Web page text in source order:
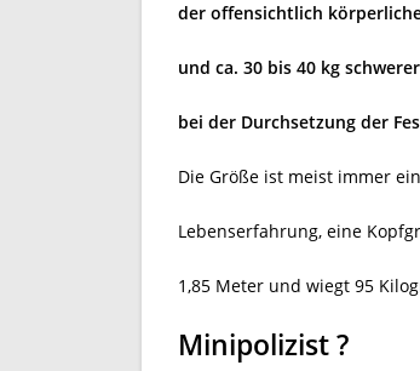
der offensichtlich
und ca. 30 bis 40 kg
bei der Durchsetzung der
Die Größe ist meist immer
Lebenserfahrung, eine
1,85 Meter und wiegt 95
Minipolizist ?